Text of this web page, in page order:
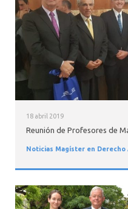
18 abril 2019
Reunión de Profesores de
Noticias Magíster en Derecho